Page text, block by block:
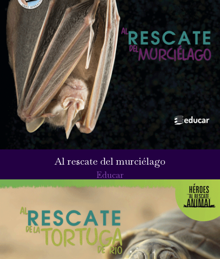
Al rescate del murciélago
Educar